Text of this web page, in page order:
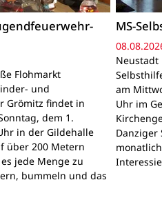
Flohmarkt
und
Grömitz findet in
dem 1.
in der Gildehalle
über 200 Metern
jede Menge zu
bummeln und das
MS-
Neustadt
am
Uhr im
Danziger